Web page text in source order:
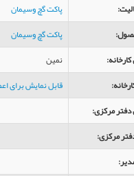
:
پاکت گچ وسیمان
:
پاکت گچ وسیمان
:
نمین
:
قابل نمایش برای
مرکزی:
مرکزی:
: